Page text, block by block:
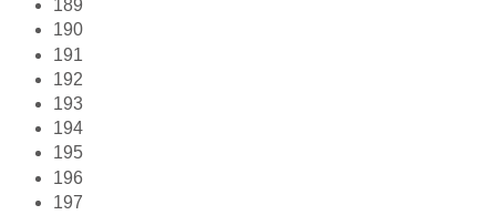
189
190
191
192
193
194
195
196
197